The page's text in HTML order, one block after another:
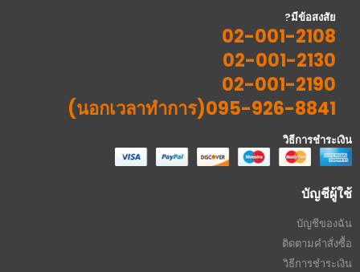
มีข้อสงสัย?
02-001-2108
02-001-2130
02-001-2190
095-926-8841(นอกเวลาทำการ)
วิธีการชำระเงิน
บัญชีผู้ใช้
บัญชีของฉัน
ติดตามคำสั่งซื้อ
วิธีการชำระเงิน